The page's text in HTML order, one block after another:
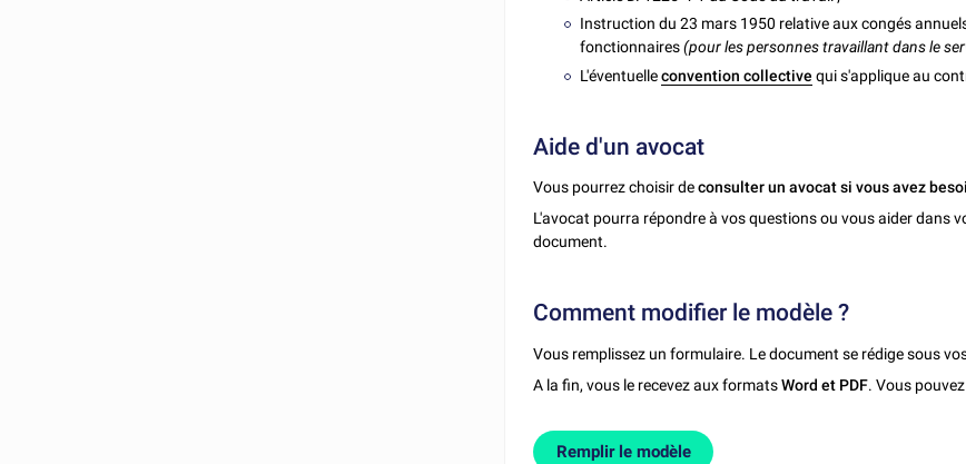
Instruction du 23 mars 1950 relative aux congés
fonctionnaires(pour les personnes travaillant dans le
L'éventuelleconvention collective qui s'applique au
Aide d'un avocat
Vous pourrez choisir deconsulter un avocat si vous avez
L'avocat pourra répondre à vos questions ou vous aider dans
document.
Comment modifier le modèle ?
Vous remplissez un formulaire. Le document se rédige sous
A la fin, vous le recevez aux formatsWord et PDF. Vous
Remplir le modèle